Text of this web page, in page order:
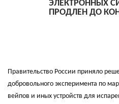
ЭЛЕКТРОННЫХ
ПРОДЛЕН ДО
Правительство России приняло
добровольного эксперимента по
вейпов и иных устройств для